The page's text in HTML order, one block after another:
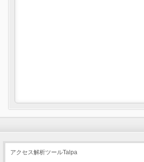
アクセス解析ツールTalpa